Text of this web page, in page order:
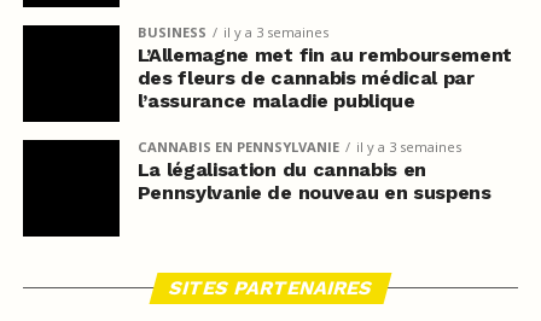
BUSINESS il y a 3 semaines
L’Allemagne met fin au remboursement
des fleurs de cannabis médical par
l’assurance maladie publique
CANNABIS EN PENNSYLVANIE il y a 3 semaines
La légalisation du cannabis en
Pennsylvanie de nouveau en suspens
SITES PARTENAIRES